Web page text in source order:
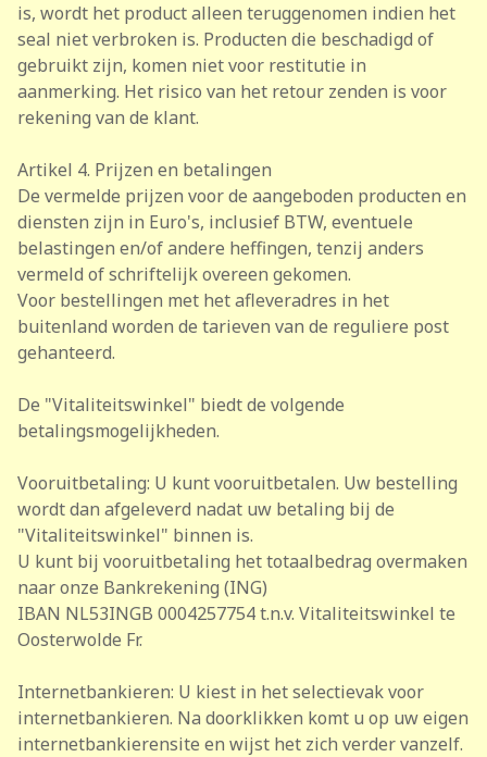
is, wordt het product alleen teruggenomen indien het
seal niet verbroken is. Producten die beschadigd of
gebruikt zijn, komen niet voor restitutie in
aanmerking. Het risico van het retour zenden is voor
rekening van de klant.
Artikel 4. Prijzen en betalingen
De vermelde prijzen voor de aangeboden producten en
diensten zijn in Euro's, inclusief BTW, eventuele
belastingen en/of andere heffingen, tenzij anders
vermeld of schriftelijk overeen gekomen.
Voor bestellingen met het afleveradres in het
buitenland worden de tarieven van de reguliere post
gehanteerd.
De "Vitaliteitswinkel" biedt de volgende
betalingsmogelijkheden.
Vooruitbetaling: U kunt vooruitbetalen. Uw bestelling
wordt dan afgeleverd nadat uw betaling bij de
"Vitaliteitswinkel" binnen is.
U kunt bij vooruitbetaling het totaalbedrag overmaken
naar onze Bankrekening (ING)
IBAN NL53INGB 0004257754 t.n.v. Vitaliteitswinkel te
Oosterwolde Fr.
Internetbankieren: U kiest in het selectievak voor
internetbankieren. Na doorklikken komt u op uw eigen
internetbankierensite en wijst het zich verder vanzelf.